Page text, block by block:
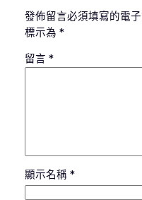
發佈留言必須填寫的電
標示為 *
留言 *
顯示名稱 *